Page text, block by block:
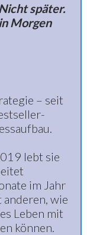
später.
Morgen
– seit
lebt sie
im Jahr
wie
Leben mit
können.